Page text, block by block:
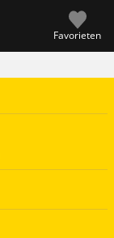
Favorieten